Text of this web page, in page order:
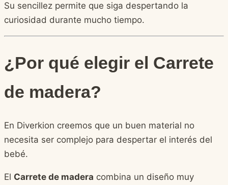
Su sencillez permite que siga despertando la
curiosidad durante mucho tiempo.
¿Por qué elegir el Carrete
de madera?
En Diverkion creemos que un buen material no
necesita ser complejo para despertar el interés del
bebé.
El Carrete de madera combina un diseño muy